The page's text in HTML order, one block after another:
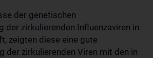
der genetischen
der zirkulierenden Influenzaviren in
zeigten diese eine gute
der zirkulierenden Viren mit den in